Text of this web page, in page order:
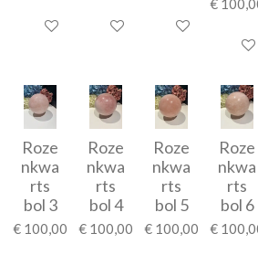
In winkelwagenIn winkelwagenIn winkelwagen
€
In
Roze
nkwa
rts
bol 3
€ 100,00
Roze
nkwa
rts
bol 4
€ 100,00
Roze
nkwa
rts
bol 5
€ 100,00
Roze
nkwa
rts
bol 6
€